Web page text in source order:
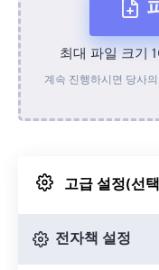
최대 파일 크기
계속 진행하시면 당사의
고급 설정(선
전자책 설정